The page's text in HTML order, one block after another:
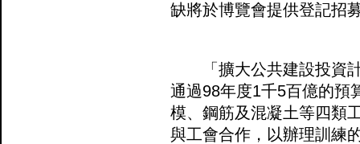
缺將於博覽會提供登記招
「擴大公共建設投資計
通過98年度1千5百億的預
模、鋼筋及混凝土等四類
與工會合作，以辦理訓練